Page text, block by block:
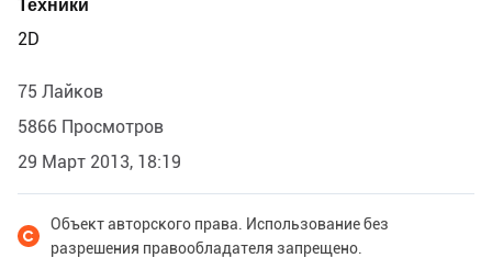
Техники
2D
75 Лайков
5866 Просмотров
29 Март 2013, 18:19
Объект авторского права. Использование без
разрешения правообладателя запрещено.